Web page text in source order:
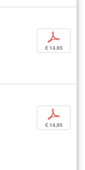
p
€ 14,95
p
€ 14,95